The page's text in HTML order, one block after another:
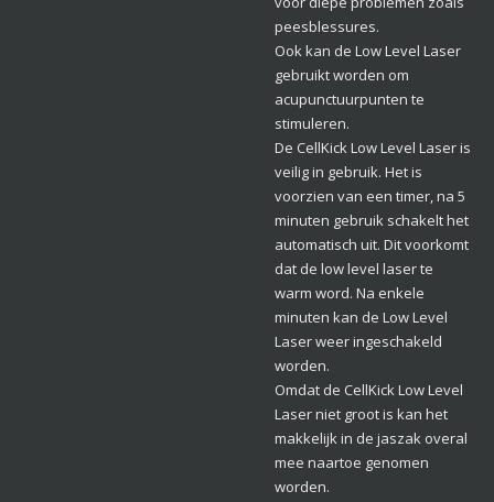
peesblessures.
Ook kan de Low Level Laser
gebruikt worden om
acupunctuurpunten te
stimuleren.
De CellKick Low Level Laser is
veilig in gebruik. Het is
voorzien van een timer, na 5
minuten gebruik schakelt het
automatisch uit. Dit voorkomt
dat de low level laser te
warm word. Na enkele
minuten kan de Low Level
Laser weer ingeschakeld
worden.
Omdat de CellKick Low Level
Laser niet groot is kan het
makkelijk in de jaszak overal
mee naartoe genomen
worden.